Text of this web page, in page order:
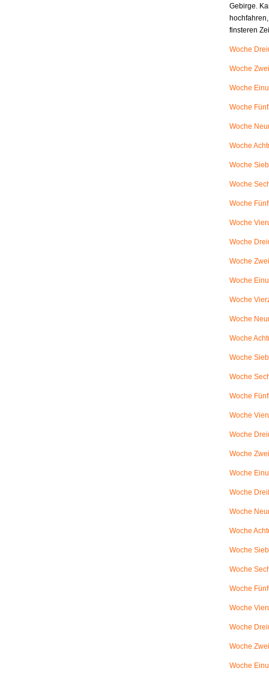
Gebirge.
finsteren
Woche
Woche
Woche
Woche
Woche
Woche
Woche
Woche
Woche
Woche
Woche
Woche
Woche
Woche
Woche
Woche
Woche
Woche
Woche
Woche
Woche
Woche
Woche
Woche
Woche
Woche
Woche
Woche
Woche
Woche
Woche
Woche
Woche